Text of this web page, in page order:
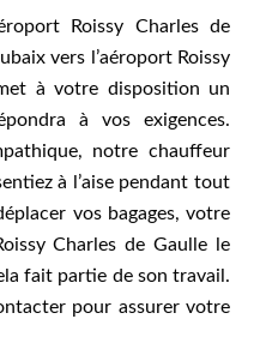
Roissy Charles de
vers l’aéroport Roissy
à votre disposition un
à vos exigences.
notre chauffeur
à l’aise pendant tout
vos bagages, votre
Charles de Gaulle le
fait partie de son travail.
pour assurer votre